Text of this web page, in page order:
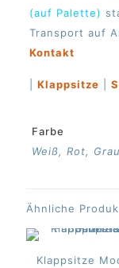
(auf Palette)
Transport auf
Kontakt
Klappsitze
Farbe
Weiß, Rot,
Ähnliche
Klappsitze